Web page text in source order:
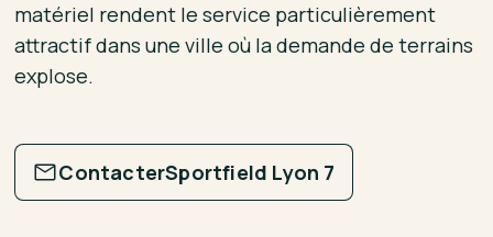
matériel rendent le service particulièrement
attractif dans une ville où la demande de terrains
explose.
ContacterSportfield Lyon 7